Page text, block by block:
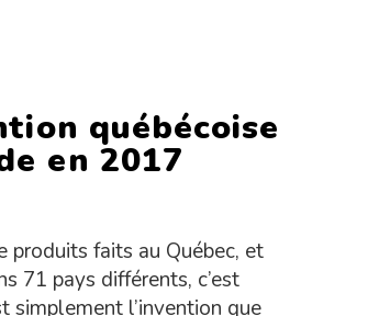
québécoise
en 2017
produits faits au Québec, et
71 pays différents, c’est
simplement l’invention que